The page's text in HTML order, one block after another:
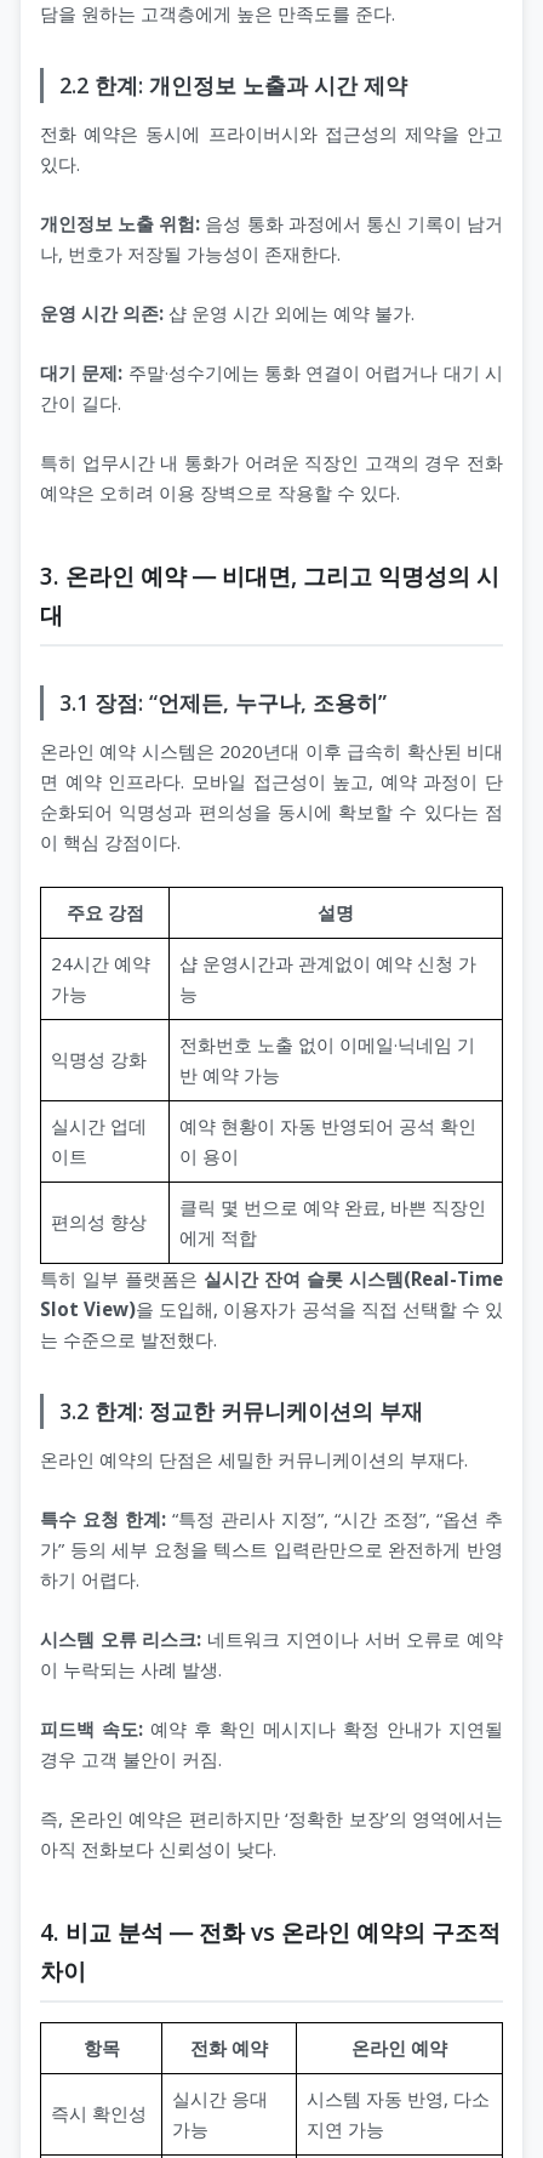
담을 원하는 고객층에게 높은 만족도를 준다.
2.2 한계: 개인정보 노출과 시간 제약
전화 예약은 동시에 프라이버시와 접근성의 제약을 안고
있다.
개인정보 노출 위험: 음성 통화 과정에서 통신 기록이 남거
나, 번호가 저장될 가능성이 존재한다.
운영 시간 의존: 샵 운영 시간 외에는 예약 불가.
대기 문제: 주말·성수기에는 통화 연결이 어렵거나 대기 시
간이 길다.
특히 업무시간 내 통화가 어려운 직장인 고객의 경우 전화
예약은 오히려 이용 장벽으로 작용할 수 있다.
3. 온라인 예약 ― 비대면, 그리고 익명성의 시
대
3.1 장점: “언제든, 누구나, 조용히”
온라인 예약 시스템은 2020년대 이후 급속히 확산된 비대
면 예약 인프라다. 모바일 접근성이 높고, 예약 과정이 단
순화되어 익명성과 편의성을 동시에 확보할 수 있다는 점
이 핵심 강점이다.
주요 강점 설명
24시간 예약
가능
샵 운영시간과 관계없이 예약 신청 가
능
익명성 강화
전화번호 노출 없이 이메일·닉네임 기
반 예약 가능
실시간 업데
이트
예약 현황이 자동 반영되어 공석 확인
이 용이
편의성 향상
클릭 몇 번으로 예약 완료, 바쁜 직장인
에게 적합
특히 일부 플랫폼은 실시간 잔여 슬롯 시스템(Real-Time
Slot View)을 도입해, 이용자가 공석을 직접 선택할 수 있
는 수준으로 발전했다.
3.2 한계: 정교한 커뮤니케이션의 부재
온라인 예약의 단점은 세밀한 커뮤니케이션의 부재다.
특수 요청 한계: “특정 관리사 지정”, “시간 조정”, “옵션 추
가” 등의 세부 요청을 텍스트 입력란만으로 완전하게 반영
하기 어렵다.
시스템 오류 리스크: 네트워크 지연이나 서버 오류로 예약
이 누락되는 사례 발생.
피드백 속도: 예약 후 확인 메시지나 확정 안내가 지연될
경우 고객 불안이 커짐.
즉, 온라인 예약은 편리하지만 ‘정확한 보장’의 영역에서는
아직 전화보다 신뢰성이 낮다.
4. 비교 분석 ― 전화 vs 온라인 예약의 구조적
차이
항목 전화 예약 온라인 예약
즉시 확인성
실시간 응대
가능
시스템 자동 반영, 다소
지연 가능